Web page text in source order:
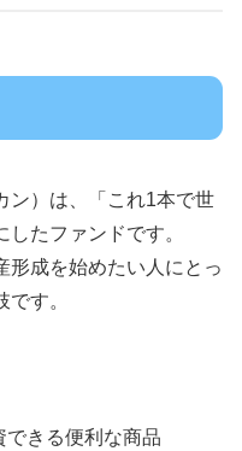
ン）は、「これ1本で世
たファンドです。
形成を始めたい人にとっ
す。
きる便利な商品